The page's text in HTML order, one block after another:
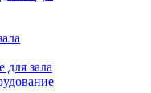
для зала